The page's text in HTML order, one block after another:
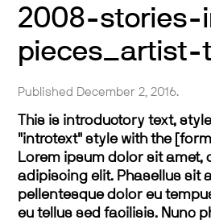
2008-stories-
pieces_artist-
Published December 2, 2016.
This is introductory text,
"introtext" style with the
Lorem ipsum dolor sit amet,
adipiscing elit. Phasellus sit
pellentesque dolor eu
eu tellus sed facilisis. Nunc